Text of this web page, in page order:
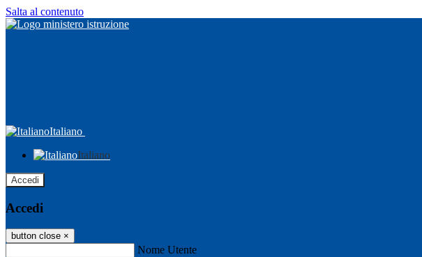
Salta al contenuto
Italiano
Italiano
Accedi
Accedi
button close ×
Nome Utente